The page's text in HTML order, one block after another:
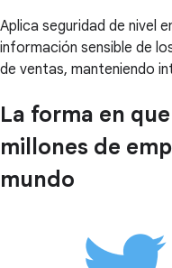
Aplica seguridad de nivel
información sensible de
de ventas, manteniendo
La forma en
millones de
mundo